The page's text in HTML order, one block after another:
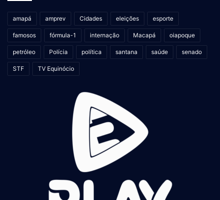
amapá amprev Cidades eleições esporte
famosos fórmula-1 internação Macapá oiapoque
petróleo Polícia política santana saúde senado
STF TV Equinócio